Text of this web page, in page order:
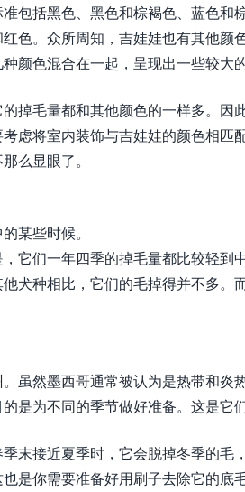
包括黑色、黑色和棕褐色、蓝色和
色。众所周知，吉娃娃也有其他颜
颜色混合在一起，呈现出一些较大的
掉毛量都和其他颜色的一样多。因
虑将室内装饰与吉娃娃的颜色相匹
么显眼了。
某些时候。
它们一年四季的掉毛量都比较轻到
犬种相比，它们的毛掉得并不多。
虽然墨西哥通常被认为是热带和炎
是为不同的季节做好准备。这是它
末接近夏季时，它会脱掉冬季的
是你需要准备好用刷子去除它的底